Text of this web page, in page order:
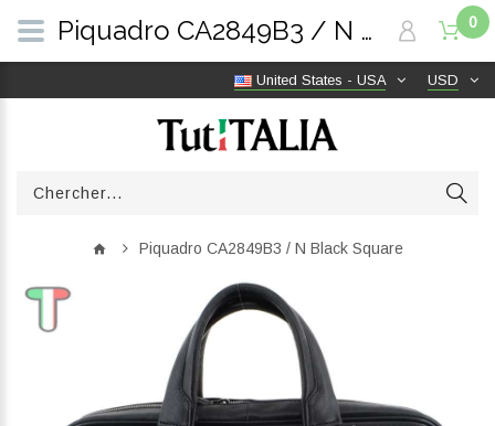
USD
United States - USA
0
Piquadro CA2849B3 / N Black Square
Piquadro CA2849B3 / N Black Square | TutITALIA